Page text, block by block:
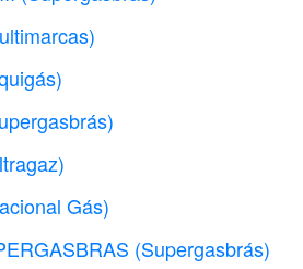
Gás)
(Supergasbrás)